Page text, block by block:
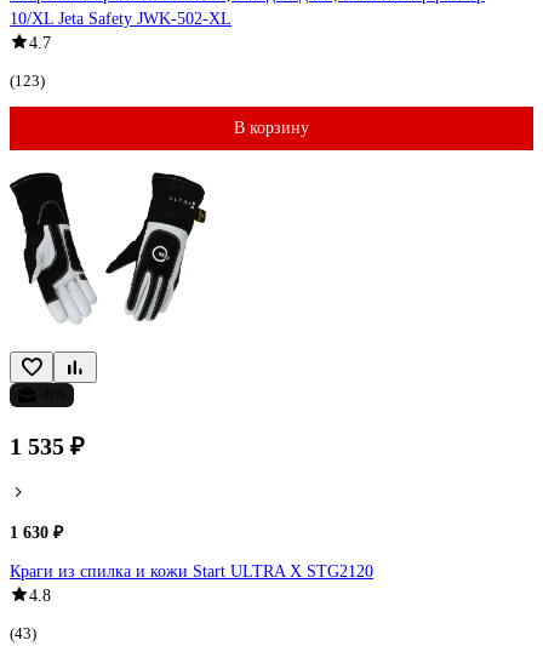
10/XL Jeta Safety JWK-502-XL
4.7
(123)
В корзину
1 535 ₽
1 630 ₽
Краги из спилка и кожи Start ULTRA X STG2120
4.8
(43)